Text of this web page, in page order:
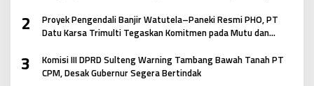
2
Proyek Pengendali Banjir Watutela–Paneki Resmi PHO, PT
Datu Karsa Trimulti Tegaskan Komitmen pada Mutu dan
3
Komisi III DPRD Sulteng Warning Tambang Bawah Tanah PT
CPM, Desak Gubernur Segera Bertindak